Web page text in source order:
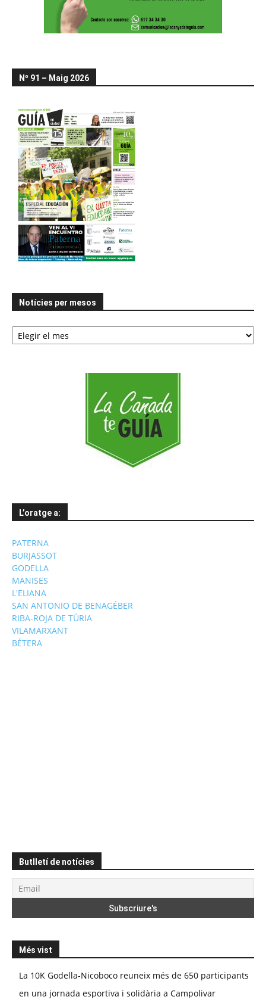
Nº 91 – Maig 2026
Notícies per mesos
Notícies
per
L’oratge a:
PATERNA
BURJASSOT
GODELLA
MANISES
L'ELIANA
SAN ANTONIO DE BENAGÉBER
RIBA-ROJA DE TÚRIA
VILAMARXANT
BÉTERA
Butlletí de notícies
Més vist
La 10K Godella-Nicoboco reuneix més de 650 participants
en una jornada esportiva i solidària a Campolivar